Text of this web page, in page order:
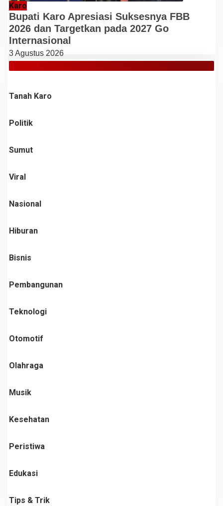
Karo
Bupati Karo Apresiasi Suksesnya FBB
2026 dan Targetkan pada 2027 Go
Internasional
3 Agustus 2026
JELAJAH
Tanah Karo
Politik
Sumut
Viral
Nasional
Hiburan
Bisnis
Pembangunan
Teknologi
Otomotif
Olahraga
Musik
Kesehatan
Peristiwa
Edukasi
Tips & Trik